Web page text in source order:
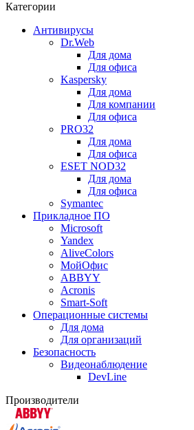
Категории
Антивирусы
Dr.Web
Для дома
Для офиса
Kaspersky
Для дома
Для компании
Для офиса
PRO32
Для дома
Для офиса
ESET NOD32
Для дома
Для офиса
Symantec
Прикладное ПО
Microsoft
Yandex
AliveColors
МойОфис
ABBYY
Acronis
Smart-Soft
Операционные системы
Для дома
Для организаций
Безопасность
Видеонаблюдение
DevLine
Производители